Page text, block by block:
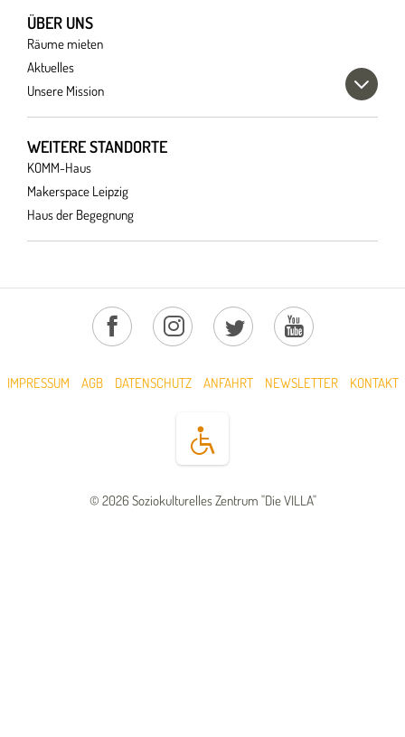
ÜBER UNS
Räume mieten
Aktuelles
Unsere Mission
WEITERE STANDORTE
KOMM-Haus
Makerspace Leipzig
Haus der Begegnung
© 2026 Soziokulturelles Zentrum "Die VILLA"
IMPRESSUM AGB DATENSCHUTZ ANFAHRT NEWSLETTER KONTAKT